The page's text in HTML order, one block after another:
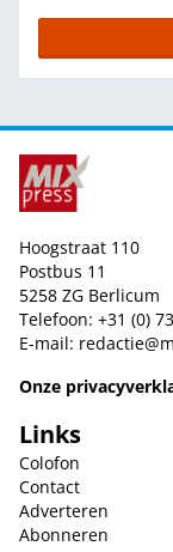
Hoogstraat 110
Postbus 11
5258 ZG Berlicum
Telefoon: +31 (0)
E-mail:
Onze
Links
Colofon
Contact
Adverteren
Abonneren